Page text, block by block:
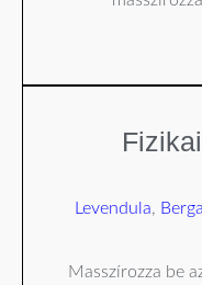
Levendula,
Masszírozza be